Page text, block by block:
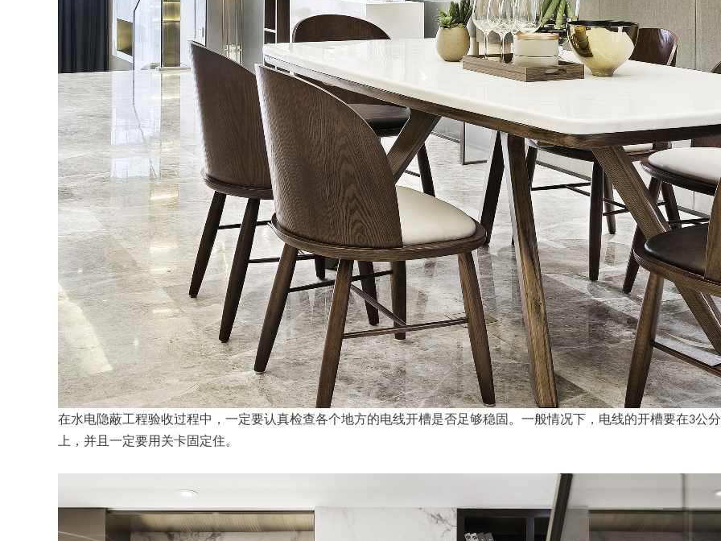
在水电隐蔽工程验收过程中，一定要认真检查各个地方的电线开槽是否足够稳固。一般情况下，电线的开槽要在3公
上，并且一定要用关卡固定住。